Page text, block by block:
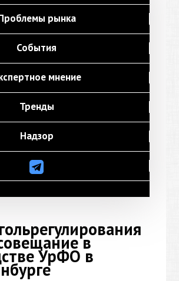
рынка
События
мнение
Тренды
Надзор
в
УрФО в